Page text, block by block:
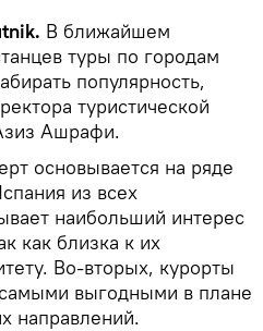
В ближайшем
туры по городам
популярность,
туристической
Ашрафи.
основывается на ряде
из всех
наибольший интерес
как близка к их
Во-вторых, курорты
выгодными в плане
направлений.